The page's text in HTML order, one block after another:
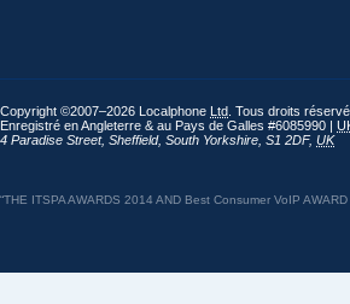
Copyright ©2007–2026 Localphone Ltd . Tous droits
Enregistré en Angleterre & au Pays de Galles #6085990 |
4 Paradise Street, Sheffield, South Yorkshire S1 2DF, UK
“THE ITSPA AWARDS 2014 AND Best Consumer VoIP